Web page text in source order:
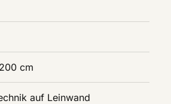
cm
auf Leinwand